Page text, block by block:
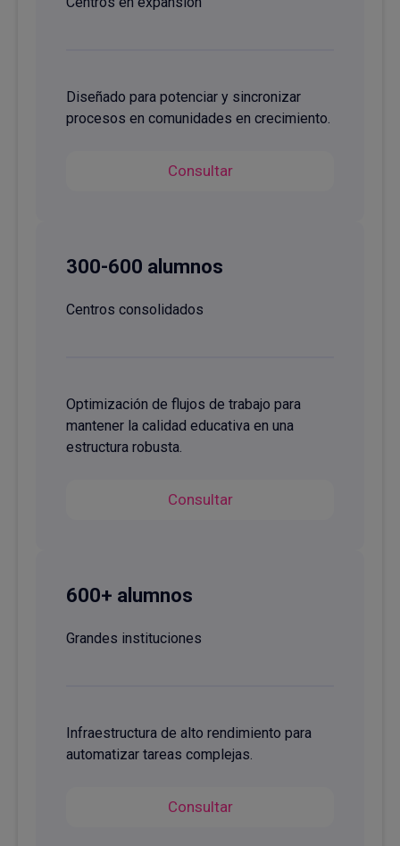
Diseñado para potenciar y sincronizar
procesos en comunidades en crecimiento.
Consultar
300-600 alumnos
Centros consolidados
Optimización de flujos de trabajo para
mantener la calidad educativa en una
estructura robusta.
Consultar
600+ alumnos
Grandes instituciones
Infraestructura de alto rendimiento para
automatizar tareas complejas.
Consultar